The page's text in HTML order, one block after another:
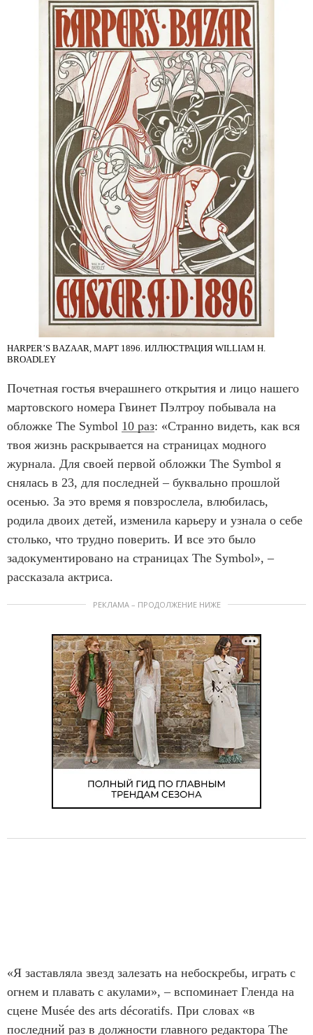
HARPER’S BAZAAR, МАРТ 1896. ИЛЛЮСТРАЦИЯ WILLIAM H.
BROADLEY
Почетная гостья вчерашнего открытия и лицо нашего
мартовского номера Гвинет Пэлтроу побывала на
обложке The Symbol 10 раз: «Странно видеть, как вся
твоя жизнь раскрывается на страницах модного
журнала. Для своей первой обложки The Symbol я
снялась в 23, для последней – буквально прошлой
осенью. За это время я повзрослела, влюбилась,
родила двоих детей, изменила карьеру и узнала о себе
столько, что трудно поверить. И все это было
задокументировано на страницах The Symbol», –
рассказала актриса.
РЕКЛАМА – ПРОДОЛЖЕНИЕ НИЖЕ
«Я заставляла звезд залезать на небоскребы, играть с
огнем и плавать с акулами», – вспоминает Гленда на
сцене Musée des arts décoratifs. При словах «в
последний раз в должности главного редактора The